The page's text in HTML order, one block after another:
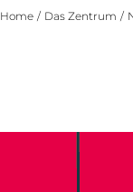
Home / Das Zentrum /